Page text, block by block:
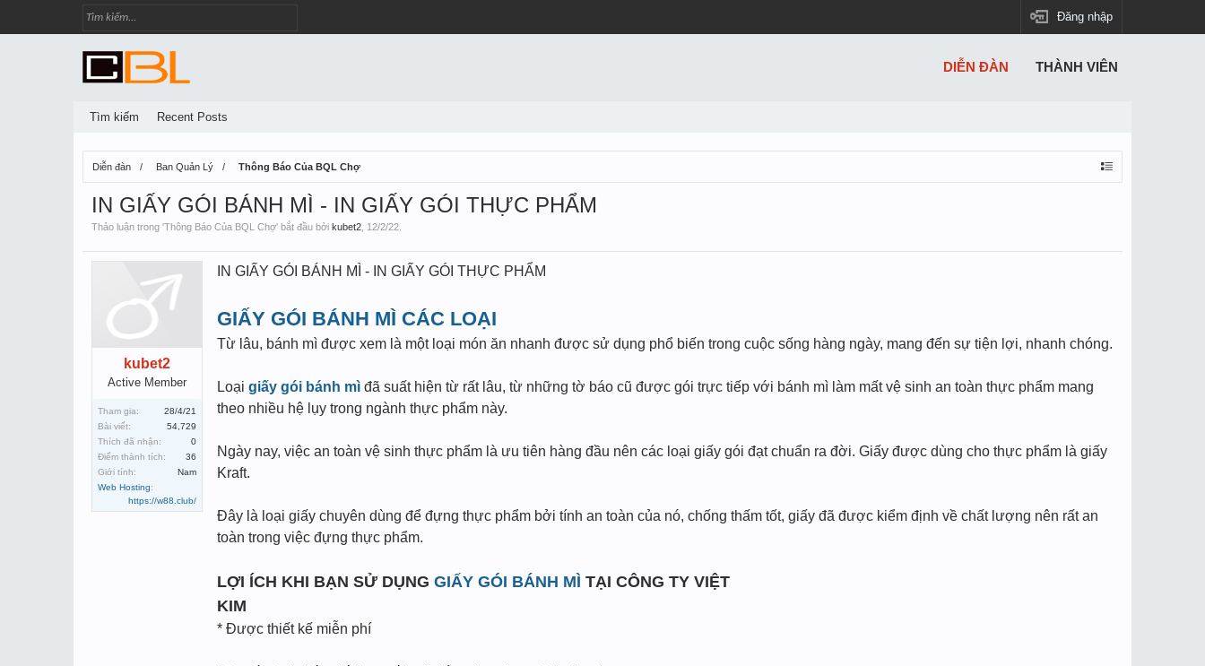
Đăng nhập
Diễn đàn Ban Quản Lý Thông Báo Của BQL Chợ
IN GIẤY GÓI BÁNH MÌ - IN GIẤY GÓI THỰC PHẨM
Thảo luận trong 'Thông Báo Của BQL Chợ' bắt đầu bởi kubet2 12/2/22
kubet2
Active Member
Tham gia:
28/4/21
Bài viết:
54,729
Thích đã nhận:
0
Điểm thành tích:
36
Giới tính:
Nam
Web Hosting:
https://w88.club/
IN GIẤY GÓI BÁNH MÌ - IN GIẤY GÓI THỰC PHẨM
GIẤY GÓI BÁNH MÌ CÁC LOẠI
Từ lâu, bánh mì được xem là một loại món ăn nhanh được sử dụng phổ biến trong cuộc sống hàng ngày, mang đến sự tiện lợi, nhanh chóng.
Loại giấy gói bánh mì đã suất hiện từ rất lâu, từ những tờ báo cũ được gói trực tiếp với bánh mì làm mất vệ sinh an toàn thực phẩm mang
theo nhiều hệ lụy trong ngành thực phẩm này.
Ngày nay, việc an toàn vệ sinh thực phẩm là ưu tiên hàng đầu nên các loại giấy gói đạt chuẩn ra đời. Giấy được dùng cho thực phẩm là giấy
Kraft.
Đây là loại giấy chuyên dùng để đựng thực phẩm bởi tính an toàn của nó, chống thấm tốt, giấy đã được kiểm định về chất lượng nên rất an
toàn trong việc đựng thực phẩm.
LỢI ÍCH KHI BẠN SỬ DỤNG GIẤY GÓI BÁNH MÌ TẠI CÔNG TY VIỆT
KIM
* Được thiết kế miễn phí
DIỄN ĐÀN
Tìm kiếm Recent Posts
THÀNH VIÊN